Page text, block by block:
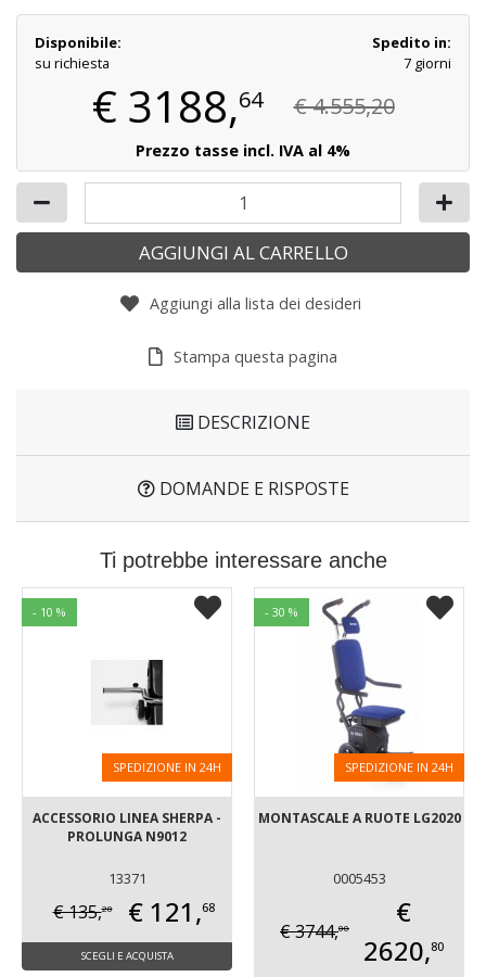
Disponibile:
su richiesta
Spedito in:
7 giorni
€ 3188,64 € 4.555,20
Prezzo tasse incl. IVA al 4%
AGGIUNGI AL CARRELLO
Aggiungi alla lista dei desideri
Stampa questa pagina
DESCRIZIONE
DOMANDE E RISPOSTE
Ti potrebbe interessare anche
- 10 %
SPEDIZIONE IN 24H
ACCESSORIO LINEA SHERPA -
PROLUNGA N9012
13371
€ 135,20 € 121,68
SCEGLI E ACQUISTA
- 30 %
SPEDIZIONE IN 24H
MONTASCALE A RUOTE LG2020
0005453
€ 3744,00
€
2620,80